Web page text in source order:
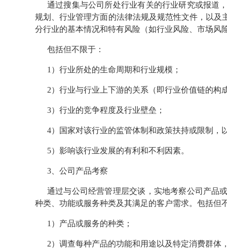
通过搜集与公司所处行业有关的行业研究或报道
规划、行业管理方面的法律法规及规范性文件，以
分行业的基本情况和特有风险（如行业风险、市场风
包括但不限于：
1）行业所处的生命周期和行业规模；
2）行业与行业上下游的关系（即行业价值链的构
3）行业的竞争程度及行业壁垒；
4）国家对该行业的监管体制和政策扶持或限制，
5）影响该行业发展的有利和不利因素。
3、公司产品考察
通过与公司经营管理层交谈，实地考察公司产品
种类、功能或服务种类及其满足的客户需求。包括但
1）产品或服务的种类；
2）调查每种产品的功能和用途以及特定消费群